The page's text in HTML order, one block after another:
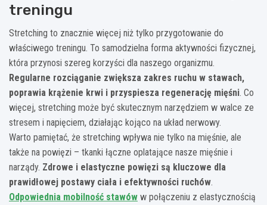
treningu
Stretching to znacznie więcej niż tylko przygotowanie do
właściwego treningu. To samodzielna forma aktywności fizycznej,
która przynosi szereg korzyści dla naszego organizmu.
Regularne rozciąganie zwiększa zakres ruchu w stawach,
poprawia krążenie krwi i przyspiesza regenerację mięśni. Co
więcej, stretching może być skutecznym narzędziem w walce ze
stresem i napięciem, działając kojąco na układ nerwowy.
Warto pamiętać, że stretching wpływa nie tylko na mięśnie, ale
także na powięzi – tkanki łączne oplatające nasze mięśnie i
narządy. Zdrowe i elastyczne powięzi są kluczowe dla
prawidłowej postawy ciała i efektywności ruchów.
Odpowiednia mobilność stawów w połączeniu z elastycznością